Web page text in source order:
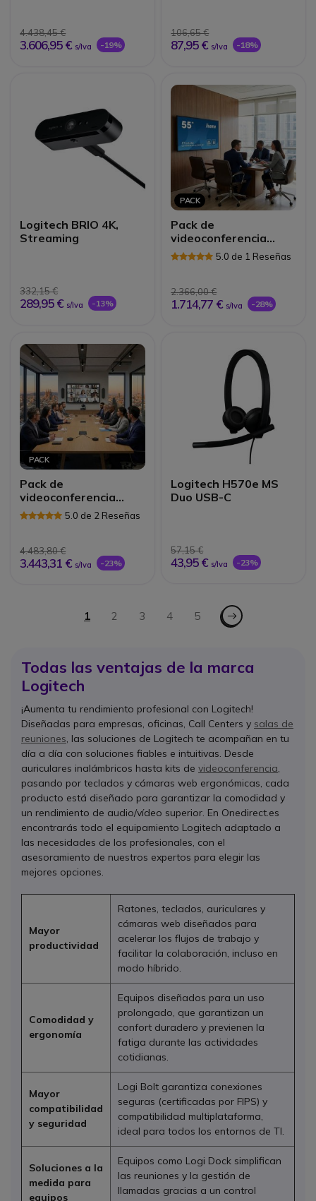
4.438,45 €
3.606,95 € s/Iva -19%
106,65 €
87,95 € s/Iva -18%
Logitech BRIO 4K,
Streaming
332,15 €
289,95 € s/Iva -13%
PACK
Pack de
videoconferencia
BYOD Logitech para
salas pequeñas
5.0 de 1 Reseñas
2.366,00 €
1.714,77 € s/Iva -28%
PACK
Pack de
videoconferencia
BYOD Logitech para
salas grandes
5.0 de 2 Reseñas
4.483,80 €
3.443,31 € s/Iva -23%
Logitech H570e MS
Duo USB-C
57,15 €
43,95 € s/Iva -23%
Página
Actualmente estás leyendo página
1 Página
2 Página
3 Página
4 Página
5 Página - Siguiente
Todas las ventajas de la marca
Logitech
¡Aumenta tu rendimiento profesional con Logitech!
Diseñadas para empresas, oficinas, Call Centers y salas de
reuniones, las soluciones de Logitech te acompañan en tu
día a día con soluciones fiables e intuitivas. Desde
auriculares inalámbricos hasta kits de videoconferencia,
pasando por teclados y cámaras web ergonómicas, cada
producto está diseñado para garantizar la comodidad y
un rendimiento de audio/vídeo superior. En Onedirect.es
encontrarás todo el equipamiento Logitech adaptado a
las necesidades de los profesionales, con el
asesoramiento de nuestros expertos para elegir las
mejores opciones.
Mayor
productividad
Ratones, teclados, auriculares y
cámaras web diseñados para
acelerar los flujos de trabajo y
facilitar la colaboración, incluso en
modo híbrido.
Comodidad y
ergonomía
Equipos diseñados para un uso
prolongado, que garantizan un
confort duradero y previenen la
fatiga durante las actividades
cotidianas.
Mayor
compatibilidad
y seguridad
Logi Bolt garantiza conexiones
seguras (certificadas por FIPS) y
compatibilidad multiplataforma,
ideal para todos los entornos de TI.
Soluciones a la
medida para
equipos
Equipos como Logi Dock simplifican
las reuniones y la gestión de
llamadas gracias a un control